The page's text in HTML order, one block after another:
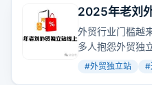
2025年老刘
外贸行业门槛越
多人抱怨外贸独
站7年，有丰富
#外贸独立站 #